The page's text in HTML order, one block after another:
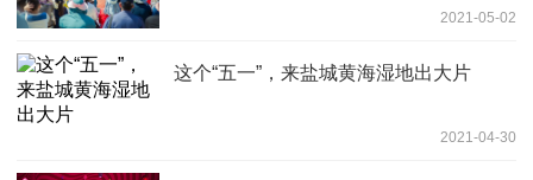
2021-05-02
这个“五一”，来盐城黄海湿地出大片
2021-04-30